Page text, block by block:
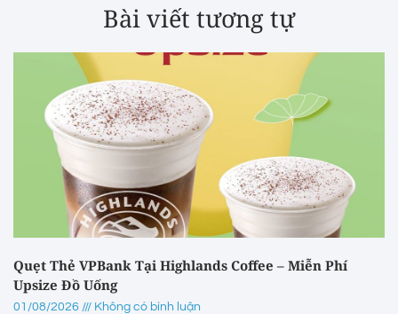
Bài viết tương tự
Quẹt Thẻ VPBank Tại Highlands Coffee – Miễn Phí
Upsize Đồ Uống
01/08/2026 Không có bình luận